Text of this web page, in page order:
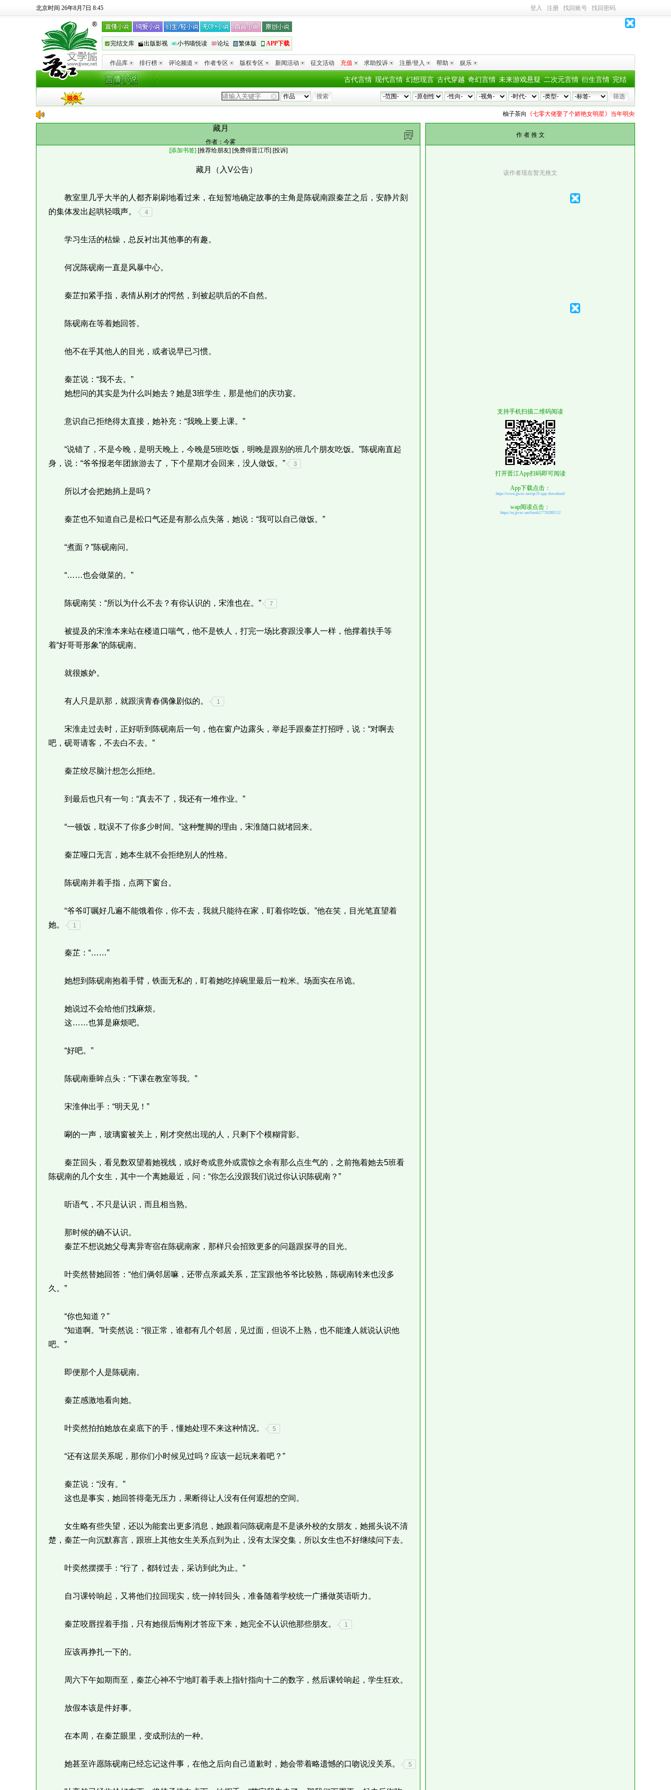
北京时间 26年8月7日 8:45 登入 注册 找回账号 找回密码
完结文库 出版影视 小书喵悦读 论坛 繁体版 APP下载
作品库 排行榜 评论频道 作者专区 版权专区 新闻活动 征文活动 充值 求助投诉 注册/登入 帮助 娱乐
完结
衍生言情
二次元言情
未来游戏悬疑
奇幻言情
古代穿越
幻想现言
现代言情
古代言情
柚子茶向《七零大佬娶了个娇艳女明星》当年明央投了35个深水鱼雷
藏月
作者： 今雾
[添加书签] [推荐给朋友] [免费得晋江币] [投诉]
藏月（入V公告）
教室里几乎大半的人都齐刷刷地看过来，在短暂地确定故事的主角是陈砚南跟秦芷之后，安静片刻
的集体发出起哄轻哦声。
4
学习生活的枯燥，总反衬出其他事的有趣。
何况陈砚南一直是风暴中心。
秦芷扣紧手指，表情从刚才的愕然，到被起哄后的不自然。
陈砚南在等着她回答。
他不在乎其他人的目光，或者说早已习惯。
秦芷说：“我不去。”
她想问的其实是为什么叫她去？她是3班学生，那是他们的庆功宴。
意识自己拒绝得太直接，她补充：“我晚上要上课。”
“说错了，不是今晚，是明天晚上，今晚是5班吃饭，明晚是跟别的班几个朋友吃饭。”陈砚南直起
身，说：“爷爷报老年团旅游去了，下个星期才会回来，没人做饭。”
3
所以才会把她捎上是吗？
秦芷也不知道自己是松口气还是有那么点失落，她说：“我可以自己做饭。”
“煮面？”陈砚南问。
“……也会做菜的。”
陈砚南笑：“所以为什么不去？有你认识的，宋淮也在。” 7
被提及的宋淮本来站在楼道口喘气，他不是铁人，打完一场比赛跟没事人一样，他撑着扶手等
着“好哥哥形象”的陈砚南。
就很嫉妒。
有人只是趴那，就跟演青春偶像剧似的。 1
宋淮走过去时，正好听到陈砚南后一句，他在窗户边露头，举起手跟秦芷打招呼，说：“对啊去
吧，砚哥请客，不去白不去。”
秦芷绞尽脑汁想怎么拒绝。
到最后也只有一句：“真去不了，我还有一堆作业。”
“一顿饭，耽误不了你多少时间。”这种蹩脚的理由，宋淮随口就堵回来。
秦芷哑口无言，她本生就不会拒绝别人的性格。
陈砚南并着手指，点两下窗台。
“爷爷叮嘱好几遍不能饿着你，你不去，我就只能待在家，盯着你吃饭。”他在笑，目光笔直望着
她。
1
秦芷：“……”
她想到陈砚南抱着手臂，铁面无私的，盯着她吃掉碗里最后一粒米。场面实在吊诡。
她说过不会给他们找麻烦。
这……也算是麻烦吧。
“好吧。”
陈砚南垂眸点头：“下课在教室等我。”
宋淮伸出手：“明天见！”
唰的一声，玻璃窗被关上，刚才突然出现的人，只剩下个模糊背影。
秦芷回头，看见数双望着她视线，或好奇或意外或震惊之余有那么点生气的，之前拖着她去5班看
陈砚南的几个女生，其中一个离她最近，问：“你怎么没跟我们说过你认识陈砚南？”
听语气，不只是认识，而且相当熟。
那时候的确不认识。
秦芷不想说她父母离异寄宿在陈砚南家，那样只会招致更多的问题跟探寻的目光。
叶奕然替她回答：“他们俩邻居嘛，还带点亲戚关系，芷宝跟他爷爷比较熟，陈砚南转来也没多
久。”
“你也知道？”
“知道啊。”叶奕然说：“很正常，谁都有几个邻居，见过面，但说不上熟，也不能逢人就说认识他
吧。”
即便那个人是陈砚南。
秦芷感激地看向她。
叶奕然拍拍她放在桌底下的手，懂她处理不来这种情况。 5
“还有这层关系呢，那你们小时候见过吗？应该一起玩来着吧？”
秦芷说：“没有。”
这也是事实，她回答得毫无压力，果断得让人没有任何遐想的空间。
女生略有些失望，还以为能套出更多消息，她跟着问陈砚南是不是谈外校的女朋友，她摇头说不清
楚，秦芷一向沉默寡言，跟班上其他女生关系点到为止，没有太深交集，所以女生也不好继续问下去。
叶奕然摆摆手：“行了，都转过去，采访到此为止。”
自习课铃响起，又将他们拉回现实，统一掉转回头，准备随着学校统一广播做英语听力。
秦芷咬唇捏着手指，只有她很后悔刚才答应下来，她完全不认识他那些朋友。 1
应该再挣扎一下的。
周六下午如期而至，秦芷心神不宁地盯着手表上指针指向十二的数字，然后课铃响起，学生狂欢。
放假本该是件好事。
在本周，在秦芷眼里，变成刑法的一种。
她甚至许愿陈砚南已经忘记这件事，在他之后向自己道歉时，她会带着略遗憾的口吻说没关系。 5
作 者 推 文
该作者现在暂无推文
支持手机扫描二维码阅读
打开晋江App扫码即可阅读
App下载点击：
https://www.jjwxc.net/sp/JJ-app-download/
wap阅读点击：
https://m.jjwxc.net/book2/7782892/12